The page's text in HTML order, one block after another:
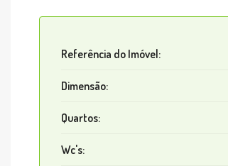
Referência do Imóvel:
Dimensão:
Quartos:
Wc's: